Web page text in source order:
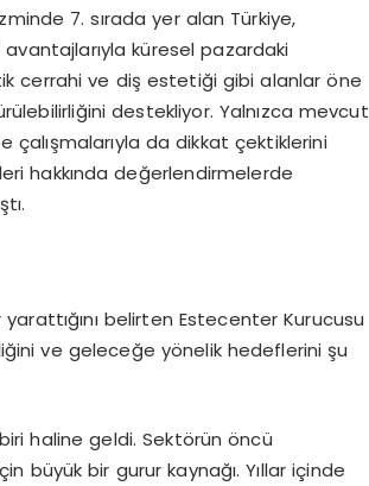
7. sırada yer alan Türkiye,
küresel pazardaki
cerrahi ve diş estetiği gibi alanlar öne
destekliyor. Yalnızca mevcut
çalışmalarıyla da dikkat çektiklerini
hakkında değerlendirmelerde
belirten Estecenter Kurucusu
ve geleceğe yönelik hedeflerini şu
haline geldi. Sektörün öncü
büyük bir gurur kaynağı. Yıllar içinde